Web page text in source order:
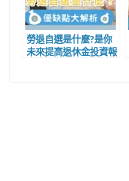
勞退自選是什麼?是你
未來提高退休金投資報